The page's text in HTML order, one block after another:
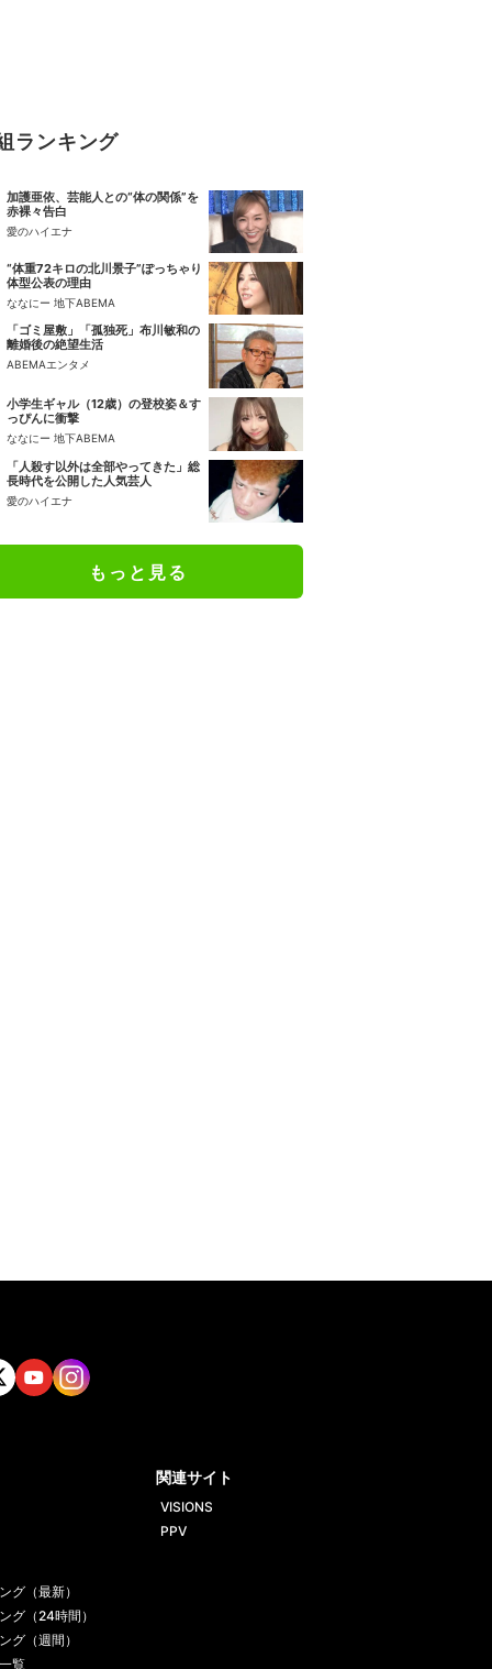
ランキング
加護亜依、芸能人との“体の関係”を
赤裸々告白
愛のハイエナ
“体重72キロの北川景子”ぽっちゃり
体型公表の理由
ななにー 地下ABEMA
「ゴミ屋敷」「孤独死」布川敏和の
離婚後の絶望生活
ABEMAエンタメ
小学生ギャル（12歳）の登校姿＆す
っぴんに衝撃
ななにー 地下ABEMA
「人殺す以外は全部やってきた」総
長時代を公開した人気芸人
愛のハイエナ
もっと見る
グ（最新）
グ（24時間）
グ（週間）
覧
関連サイト
VISIONS
PPV